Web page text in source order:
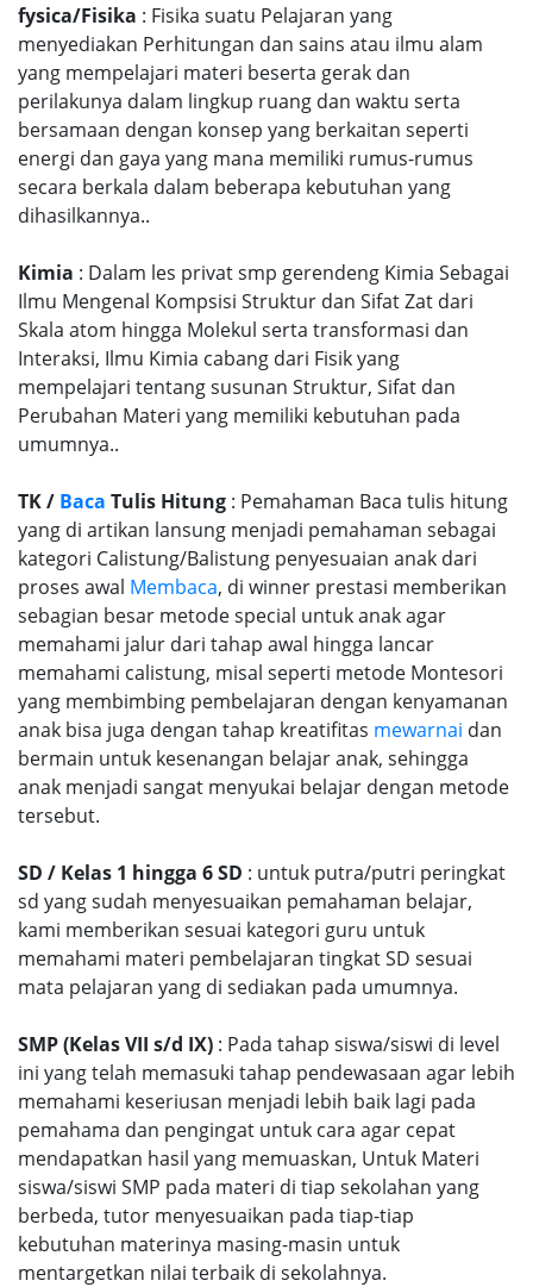
fysica/Fisika : Fisika suatu Pelajaran yang
menyediakan Perhitungan dan sains atau ilmu alam
yang mempelajari materi beserta gerak dan
perilakunya dalam lingkup ruang dan waktu serta
bersamaan dengan konsep yang berkaitan seperti
energi dan gaya yang mana memiliki rumus-rumus
secara berkala dalam beberapa kebutuhan yang
dihasilkannya..
Kimia : Dalam les privat smp gerendeng Kimia Sebagai
Ilmu Mengenal Kompsisi Struktur dan Sifat Zat dari
Skala atom hingga Molekul serta transformasi dan
Interaksi, Ilmu Kimia cabang dari Fisik yang
mempelajari tentang susunan Struktur, Sifat dan
Perubahan Materi yang memiliki kebutuhan pada
umumnya..
TK / Baca Tulis Hitung : Pemahaman Baca tulis hitung
yang di artikan lansung menjadi pemahaman sebagai
kategori Calistung/Balistung penyesuaian anak dari
proses awal Membaca, di winner prestasi memberikan
sebagian besar metode special untuk anak agar
memahami jalur dari tahap awal hingga lancar
memahami calistung, misal seperti metode Montesori
yang membimbing pembelajaran dengan kenyamanan
anak bisa juga dengan tahap kreatifitas mewarnai dan
bermain untuk kesenangan belajar anak, sehingga
anak menjadi sangat menyukai belajar dengan metode
tersebut.
SD / Kelas 1 hingga 6 SD : untuk putra/putri peringkat
sd yang sudah menyesuaikan pemahaman belajar,
kami memberikan sesuai kategori guru untuk
memahami materi pembelajaran tingkat SD sesuai
mata pelajaran yang di sediakan pada umumnya.
SMP (Kelas VII s/d IX) : Pada tahap siswa/siswi di level
ini yang telah memasuki tahap pendewasaan agar lebih
memahami keseriusan menjadi lebih baik lagi pada
pemahama dan pengingat untuk cara agar cepat
mendapatkan hasil yang memuaskan, Untuk Materi
siswa/siswi SMP pada materi di tiap sekolahan yang
berbeda, tutor menyesuaikan pada tiap-tiap
kebutuhan materinya masing-masin untuk
mentargetkan nilai terbaik di sekolahnya.